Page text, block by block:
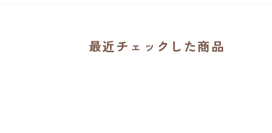
最近チェックした商品